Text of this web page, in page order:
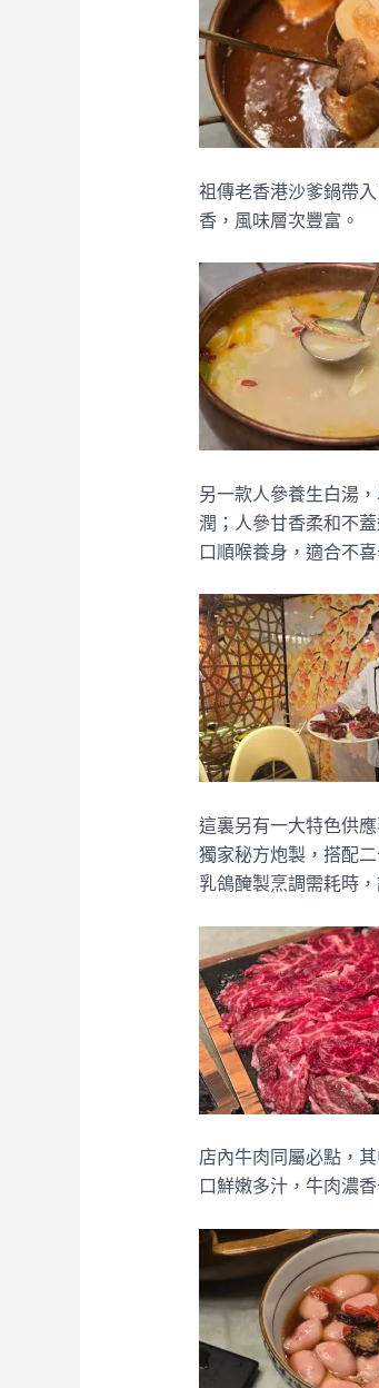
祖傳老香港沙爹鍋帶
香，風味層次豐富。
另一款人參養生白湯
潤；人參甘香柔和不
口順喉養身，適合不
這裏另有一大特色供
獨家秘方炮製，搭配
乳鴿醃製烹調需耗時
店內牛肉同屬必點，
口鮮嫩多汁，牛肉濃香